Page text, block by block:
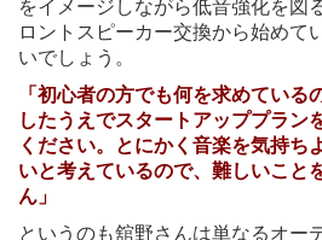
をイメージしながら低音強化を図
ロントスピーカー交換から始めて
いでしょう。
「初心者の方でも何を求めている
したうえでスタートアッププラン
ください。とにかく音楽を気持ち
いと考えているので、難しいこと
ん」
というのも舘野さんは単なるオー